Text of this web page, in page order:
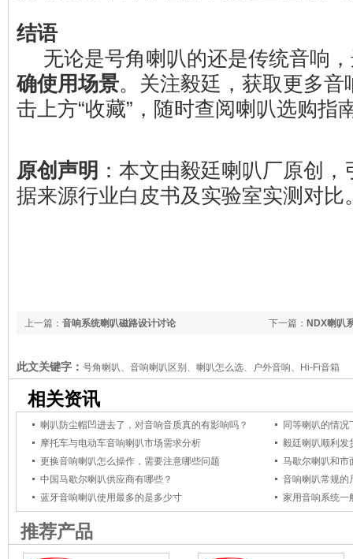
结语
无论是号角喇叭的还是传统音响，
确使用场景。关注毅廷，获取更多
击上方“收藏”，随时查阅喇叭选购指
原创声明 ：本文由毅廷喇叭厂原创
据来源行业白皮书及实验室实测对比
下一篇： NDX喇叭
上一篇： 音响系统喇叭磁路设计讨论
此文关键字： 号角喇叭、音响喇叭区别、喇叭怎么选、户外音响、Hi-Fi音箱
相关资讯
喇叭防尘帽凹进去了，对音响音质真的有影响吗？
同等喇叭的情
摩托车与电动车音响喇叭市场需求分析
毅廷喇叭顺利发
更换音响喇叭怎么操作，需要注意哪些问题
马歇尔喇叭和市
中国马歇尔喇叭供应商有哪些？
音响喇叭常规的
蓝牙音响喇叭使用最多的是多少寸
家用音响系统一
推荐产品